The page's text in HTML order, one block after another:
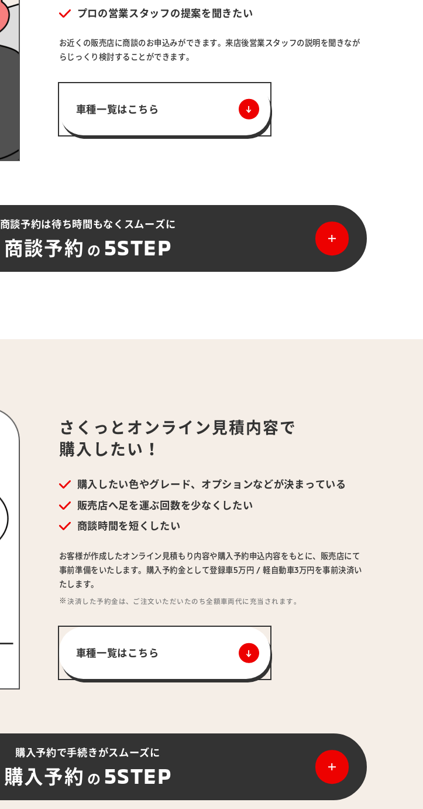
プロの営業スタッフの提案を聞きたい
お近くの販売店に商談のお申込みができます。来店後営業スタッフの説明を聞きなが
らじっくり検討することができます。
車種一覧はこちら
商談予約は待ち時間もなくスムーズに
商談予約 の 5STEP
さくっとオンライン 見積内容で
購入したい！
購入したい色やグレード、オプションなどが決まっている
販売店へ足を運ぶ回数を少なくしたい
商談時間を短くしたい
お客様が作成したオンライン見積もり内容や購入予約申込内容をもとに、販売店にて
事前準備をいたします。購入予約金として登録車5万円 / 軽自動車3万円を事前決済い
たします。
決済した予約金は、ご注文いただいたのち全額車両代に充当されます。
車種一覧はこちら
購入予約で手続きがスムーズに
購入予約 の 5STEP